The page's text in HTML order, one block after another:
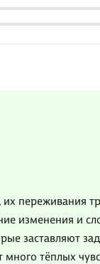
переживания
изменения и
заставляют
много тёплых